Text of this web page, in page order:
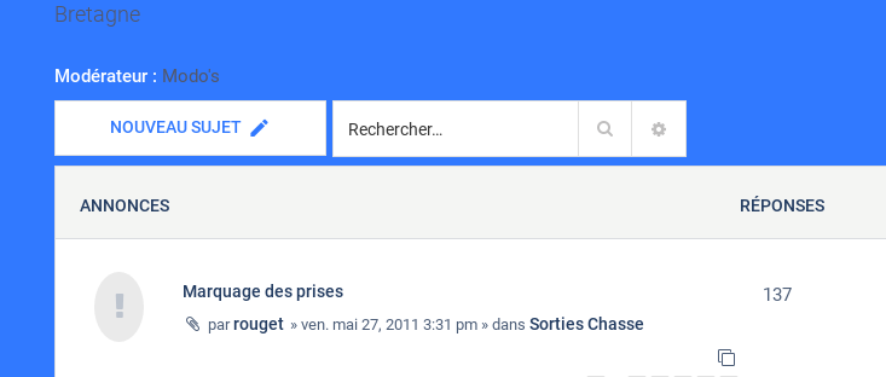
Bretagne
Modérateur : Modo's
NOUVEAU SUJET Rechercher
ANNONCES RÉPONSES
Marquage des prises
parrouget » ven. mai 27, 2011 3:31 pm » dans Sorties Chasse
137